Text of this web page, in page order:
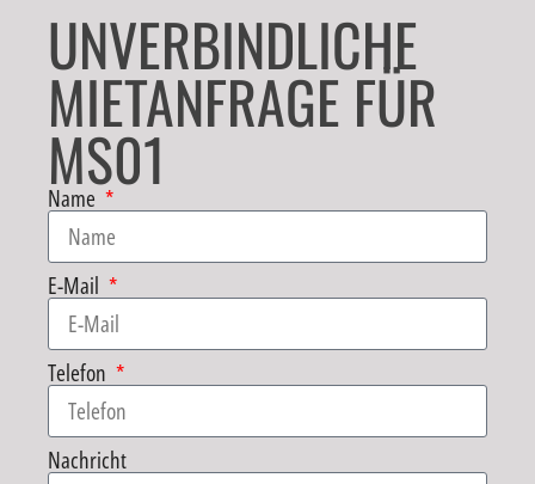
UNVERBINDLICHE
MIETANFRAGE FÜR
MS01
Name
E-Mail
Telefon
Nachricht